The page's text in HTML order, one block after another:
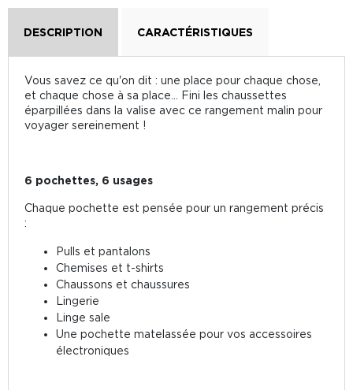
DESCRIPTION CARACTÉRISTIQUES
Vous savez ce qu'on dit : une place pour chaque chose,
et chaque chose à sa place… Fini les chaussettes
éparpillées dans la valise avec ce rangement malin pour
voyager sereinement !
6 pochettes, 6 usages
Chaque pochette est pensée pour un rangement précis
:
Pulls et pantalons
Chemises et t-shirts
Chaussons et chaussures
Lingerie
Linge sale
Une pochette matelassée pour vos accessoires
électroniques